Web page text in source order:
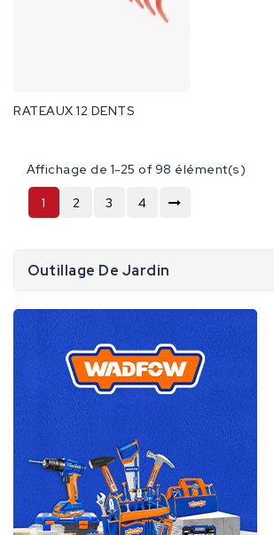
Outillage De Jardin
RATEAUX 12 DENTS
Affichage de 1-25 of 98 élément(s)
1 2 3 4